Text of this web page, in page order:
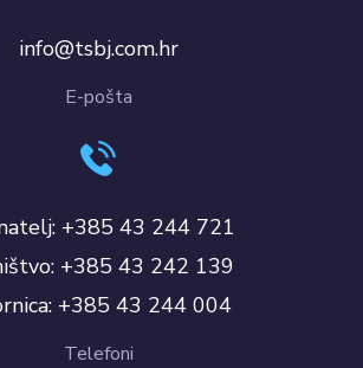
info@tsbj.com.hr
E-pošta
+385 43 244 721
+385 43 242 139
+385 43 244 004
Telefoni